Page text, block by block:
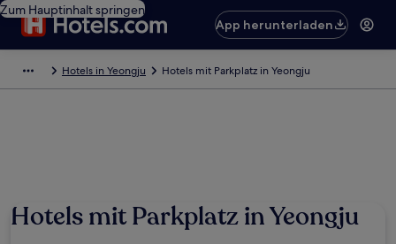
Zum Hauptinhalt springen
App herunterladen
Hotels in Yeongju Hotels mit Parkplatz in Yeongju
Hotels mit Parkplatz in Yeongju